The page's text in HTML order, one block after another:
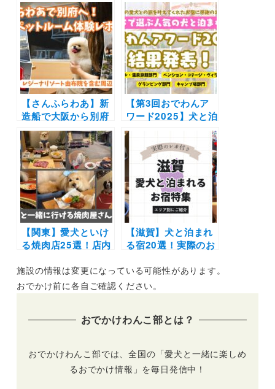
縄までウィズペット
ルーム・ペットルー
ムで愛犬と非日常の
旅へ
かな景色に包まれて
お蕎麦やピザを愛犬
と楽しもう♪
【さんふらわあ】新
造船で大阪から別府
へ！ウィズペットル
ーム体験レポート |
レジーナリゾート由
布院に泊まるモデル
コース
【第3回おでわんア
ワード2025】犬と泊
まれる人気の宿ラン
キング結果発表（4
部門別）〜飼い主さ
んからの推薦コメン
トも〜
【関東】愛犬といけ
る焼肉店25選！店内
ゃん用メニューがあ
るお店もご紹介（実
【滋賀】犬と泊まれ
る宿20選！実際のお
ミ付き | 人気の温泉
宿からホテル・コテ
施設の情報は変更になっている可能性があります。
おでかけ前に各自ご確認ください。
おでかけわんこ部とは？
おでかけわんこ部では、全国の「愛犬と一緒に楽しめ
るおでかけ情報」を毎日発信中！